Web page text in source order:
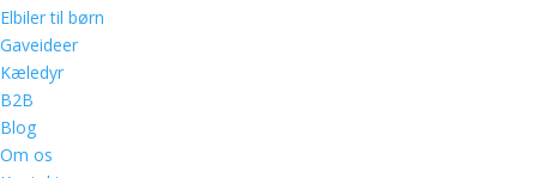
Elbiler til børn
Gaveideer
Kæledyr
B2B
Blog
Om os